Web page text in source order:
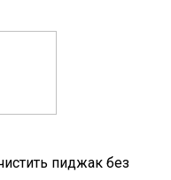
пиджак без